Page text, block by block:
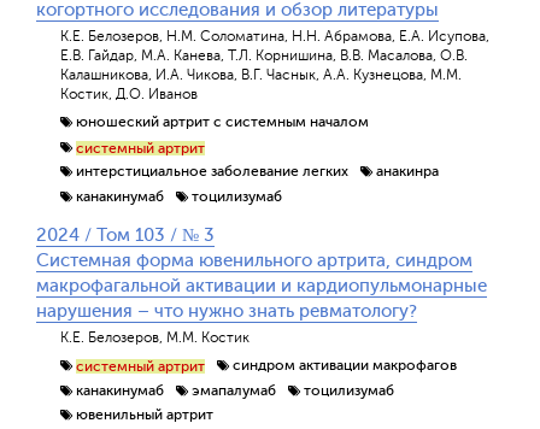
когортного исследования и обзор литературы
К.Е. Белозеров, Н.М. Соломатина, Н.Н. Абрамова, Е.А. Исупова,
Е.В. Гайдар, М.А. Канева, Т.Л. Корнишина, В.В. Масалова, О.В.
Калашникова, И.А. Чикова, В.Г. Часнык, А.А. Кузнецова, М.М.
Костик, Д.О. Иванов
юношеский артрит с системным началом
системный артрит
интерстициальное заболевание легких
анакинра
канакинумаб
тоцилизумаб
2024 / Том 103 / № 3
Системная форма ювенильного артрита, синдром
макрофагальной активации и кардиопульмонарные
нарушения – что нужно знать ревматологу?
К.Е. Белозеров, М.М. Костик
системный артрит
синдром активации макрофагов
канакинумаб
эмапалумаб
тоцилизумаб
ювенильный артрит